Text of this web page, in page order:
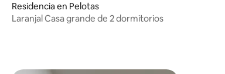
Residencia en Pelotas
Laranjal Casa grande de 2 dormitorios